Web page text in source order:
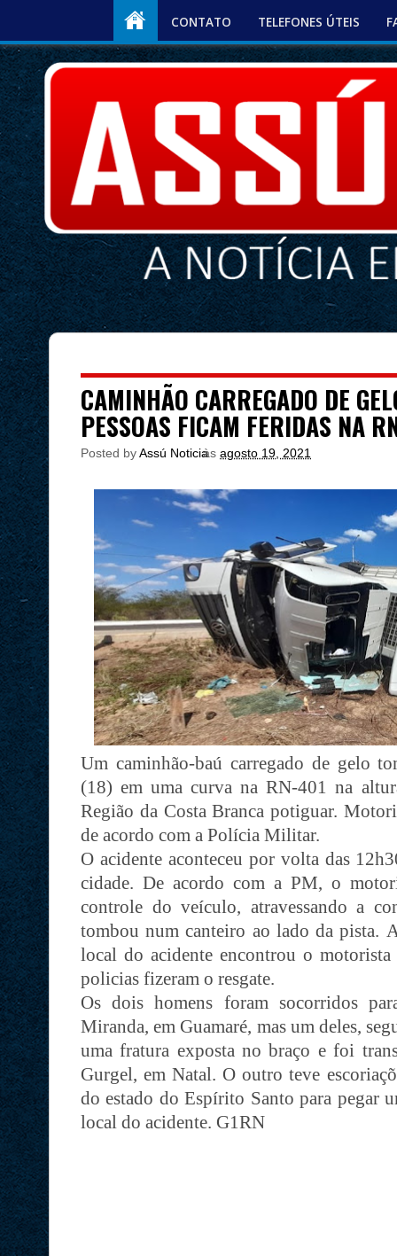
CONTATO TELEFONES ÚTEIS
CAMINHÃO CARREGADO DE
PESSOAS FICAM FERIDAS NA
Posted byAssú Noticia
às agosto 19, 2021
Um caminhão-baú carregado de gelo
(18) em uma curva na RN-401 na
Região da Costa Branca potiguar.
de acordo com a Polícia Militar.
O acidente aconteceu por volta das
cidade. De acordo com a PM, o
controle do veículo, atravessando a
tombou num canteiro ao lado da pista.
local do acidente encontrou o
policias fizeram o resgate.
Os dois homens foram socorridos
Miranda, em Guamaré, mas um deles,
uma fratura exposta no braço e foi
Gurgel, em Natal. O outro teve
do estado do Espírito Santo para pegar
local do acidente. G1RN